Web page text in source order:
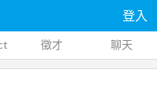
登入
徵才 聊天